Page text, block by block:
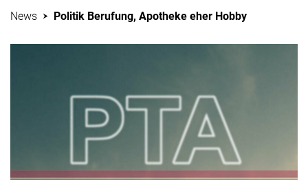
News Politik Berufung, Apotheke eher Hobby